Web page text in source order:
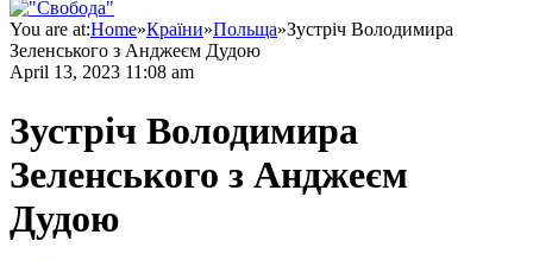
You are at:Home»Країни»Польща»Зустріч Володимира
Зеленського з Анджеєм Дудою
April 13, 2023 11:08 am
Зустріч Володимира
Зеленського з Анджеєм
Дудою